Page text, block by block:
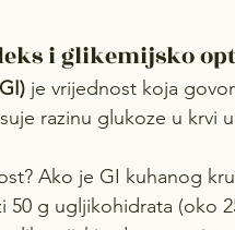
i glikemijsko
je vrijednost koja
razinu glukoze u krvi
Ako je GI kuhanog
50 g ugljikohidrata (oko